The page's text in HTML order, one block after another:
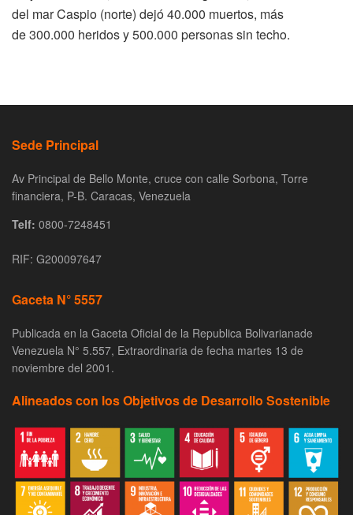
del mar Caspio (norte) dejó 40.000 muertos, más
de 300.000 heridos y 500.000 personas sin techo.
Sede Principal
Av Principal de Bello Monte, cruce con calle Sorbona, Torre
financiera, P-B. Caracas, Venezuela
Telf: 0800-7248451
RIF: G200097647
Gaceta N° 5557
Publicada en la Gaceta Oficial de la Republica Bolivarianade
Venezuela N° 5.557, Extraordinaria de fecha martes 13 de
noviembre del 2001.
Alineados con los Objetivos de Desarrollo Sostenible